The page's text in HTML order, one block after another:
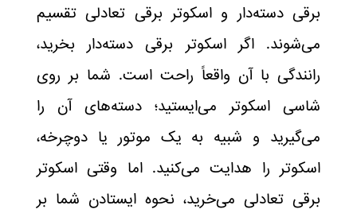
برقی دسته‌دار و اسکوتر برقی تعادلی تقسیم
می‌شوند. اگر اسکوتر برقی دسته‌دار بخرید،
رانندگی با آن واقعاً راحت است. شما بر روی
شاسی اسکوتر می‌ایستید؛ دسته‌های آن را
می‌گیرید و شبیه به یک موتور یا دوچرخه،
اسکوتر را هدایت می‌کنید. اما وقتی اسکوتر
برقی تعادلی می‌خرید، نحوه ایستادن شما بر